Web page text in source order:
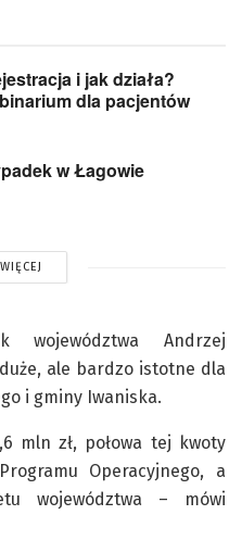
i jak działa?
dla pacjentów
w Łagowie
województwa Andrzej
ale bardzo istotne dla
i gminy Iwaniska.
mln zł, połowa tej kwoty
Operacyjnego, a
województwa – mówi